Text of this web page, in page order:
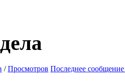
/Просмотров Последнее сообщение